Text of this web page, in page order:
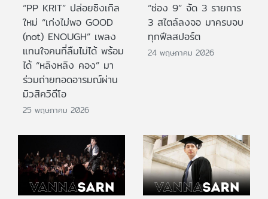
“PP KRIT” ปล่อยซิงเกิล
ใหม่ “เก่งไม่พอ GOOD
(not) ENOUGH” เพลง
แทนใจคนที่ลืมไม่ได้ พร้อม
ได้ “หลิงหลิง คอง” มา
ร่วมถ่ายทอดอารมณ์ผ่าน
มิวสิควิดีโอ
25 พฤษภาคม 2026
“ช่อง 9” จัด 3 รายการ
3 สไตล์ลงจอ มาครบจบ
ทุกฟีลสปอร์ต
24 พฤษภาคม 2026